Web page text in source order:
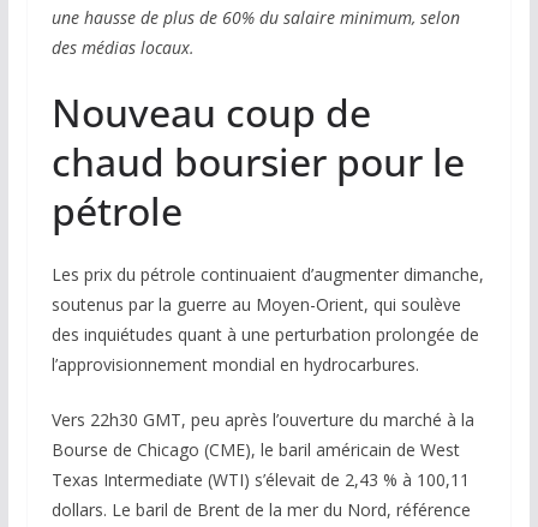
une hausse de plus de 60% du salaire minimum, selon
des médias locaux.
Nouveau coup de
chaud boursier pour le
pétrole
Les prix du pétrole continuaient d’augmenter dimanche,
soutenus par la guerre au Moyen-Orient, qui soulève
des inquiétudes quant à une perturbation prolongée de
l’approvisionnement mondial en hydrocarbures.
Vers 22h30 GMT, peu après l’ouverture du marché à la
Bourse de Chicago (CME), le baril américain de West
Texas Intermediate (WTI) s’élevait de 2,43 % à 100,11
dollars. Le baril de Brent de la mer du Nord, référence